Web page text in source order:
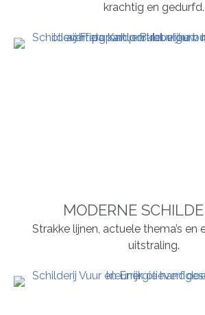
krachtig en gedurfd.
MODERNE
Strakke lijnen, actuele thema’s en
uitstraling.